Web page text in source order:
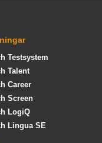
Testsystem
Talent
Career
Screen
LogiQ
Lingua SE